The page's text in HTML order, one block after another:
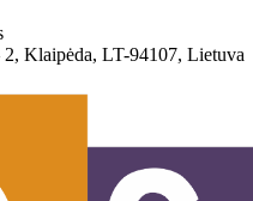
Klaipėda, LT-94107, Lietuva